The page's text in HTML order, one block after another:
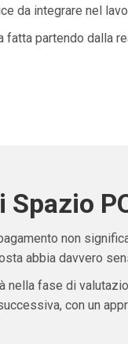
da integrare nel
fatta partendo dalla
non
abbia davvero
nella fase di
con un